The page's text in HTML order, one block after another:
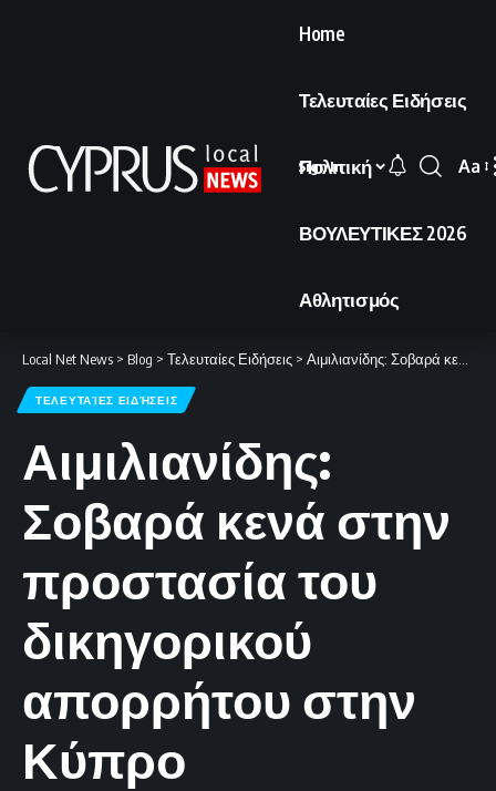
Home
Τελευταίες Ειδήσεις
Πολιτική
ΒΟΥΛΕΥΤΙΚΕΣ 2026
Αθλητισμός
Sign In
Font
Aa
Local Net News > Blog > Τελευταίες Ειδήσεις > Αιμιλιανίδης: Σοβαρά κενά στην προστασία του δικηγορικού απορρήτου στην Κύπρο
ΤΕΛΕΥΤΑΊΕΣ ΕΙΔΉΣΕΙΣ
Αιμιλιανίδης:
Σοβαρά κενά στην
προστασία του
δικηγορικού
απορρήτου στην
Κύπρο